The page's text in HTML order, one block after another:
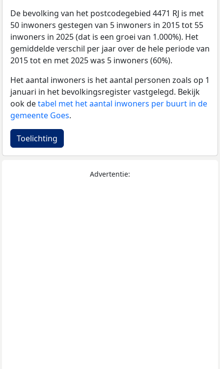
De bevolking van het postcodegebied 4471 RJ is met
50 inwoners gestegen van 5 inwoners in 2015 tot 55
inwoners in 2025 (dat is een groei van 1.000%). Het
gemiddelde verschil per jaar over de hele periode van
2015 tot en met 2025 was 5 inwoners (60%).
Het aantal inwoners is het aantal personen zoals op 1
januari in het bevolkingsregister vastgelegd. Bekijk
ook detabel met het aantal inwoners per buurt in de
gemeente Goes.
Toelichting
Advertentie: